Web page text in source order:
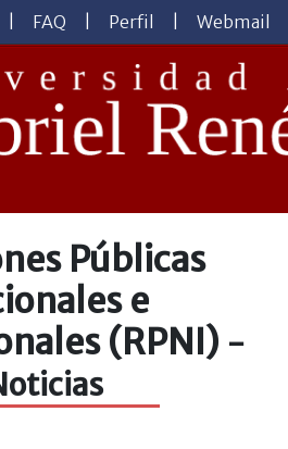
FAQ Perfil Webmail
Públicas
e
(RPNI) -